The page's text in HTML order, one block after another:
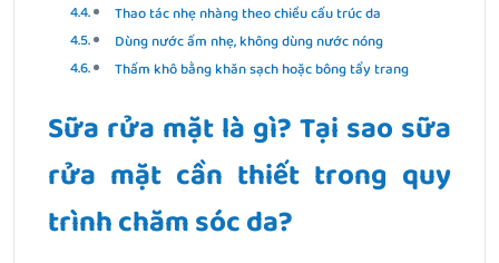
Thao tác nhẹ nhàng theo chiều cấu trúc da
Dùng nước ấm nhẹ, không dùng nước nóng
Thấm khô bằng khăn sạch hoặc bông tẩy trang
Sữa rửa mặt là gì? Tại sao sữa
rửa mặt cần thiết trong quy
trình chăm sóc da?